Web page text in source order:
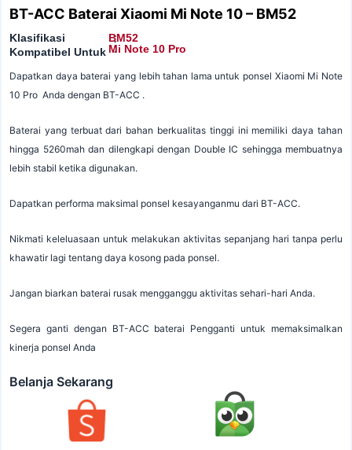
BT-ACC Baterai Xiaomi Mi Note 10 – BM52
Klasifikasi
Kompatibel Untuk
:
:
BM52
Mi Note 10 Pro
Dapatkan daya baterai yang lebih tahan lama untuk ponsel Xiaomi Mi Note
10 Pro Anda dengan BT-ACC .
Baterai yang terbuat dari bahan berkualitas tinggi ini memiliki daya tahan
hingga 5260mah dan dilengkapi dengan Double IC sehingga membuatnya
lebih stabil ketika digunakan.
Dapatkan performa maksimal ponsel kesayanganmu dari BT-ACC.
Nikmati keleluasaan untuk melakukan aktivitas sepanjang hari tanpa perlu
khawatir lagi tentang daya kosong pada ponsel.
Jangan biarkan baterai rusak mengganggu aktivitas sehari-hari Anda.
Segera ganti dengan BT-ACC baterai Pengganti untuk memaksimalkan
kinerja ponsel Anda
Belanja Sekarang